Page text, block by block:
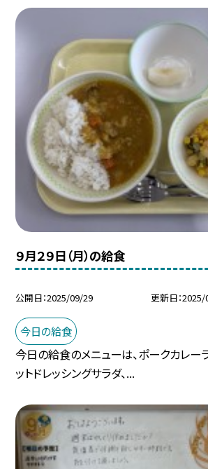
９月２９日（月）の給食
公開日 2025/09/29 更新日 2025/
今日の給食
今日の給食のメニューは、ポークカレー
ットドレッシングサラダ、...